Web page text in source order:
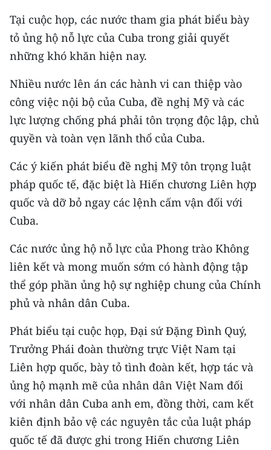
Media Y tế
Media Khoa học - Công nghệ
Media Môi trường
Ảnh
Infographic
TIN MỚI
TIN ĐỊA PHƯƠNG
Đồng bằng sông Hồng
Bắc Trung Bộ
Nguyên
Đông Nam Bộ
Đồng bằng sông Cửu Long
Chuyên trang Hà Nội
Chuyên trang TP. Hồ Chí Minh
Tại cuộc họp, các nước tham gia phát biểu bày
tỏ ủng hộ nỗ lực của Cuba trong giải quyết
những khó khăn hiện nay.
Nhiều nước lên án các hành vi can thiệp vào
công việc nội bộ của Cuba, đề nghị Mỹ và các
lực lượng chống phá phải tôn trọng độc lập, chủ
quyền và toàn vẹn lãnh thổ của Cuba.
Các ý kiến phát biểu đề nghị Mỹ tôn trọng luật
pháp quốc tế, đặc biệt là Hiến chương Liên hợp
quốc và dỡ bỏ ngay các lệnh cấm vận đối với
Cuba.
Các nước ủng hộ nỗ lực của Phong trào Không
liên kết và mong muốn sớm có hành động tập
thể góp phần ủng hộ sự nghiệp chung của Chính
phủ và nhân dân Cuba.
Phát biểu tại cuộc họp, Đại sứ Đặng Đình Quý,
Trưởng Phái đoàn thường trực Việt Nam tại
Liên hợp quốc, bày tỏ tình đoàn kết, hợp tác và
ủng hộ mạnh mẽ của nhân dân Việt Nam đối
với nhân dân Cuba anh em, đồng thời, cam kết
kiên định bảo vệ các nguyên tắc của luật pháp
quốc tế đã được ghi trong Hiến chương Liên